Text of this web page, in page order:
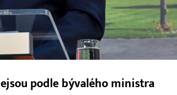
podle bývalého ministra